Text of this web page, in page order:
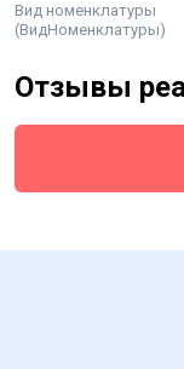
Вид номенклатуры
(ВидНоменклатуры)
Отзывы